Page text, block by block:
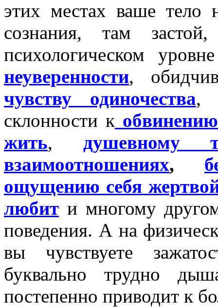
этих местах ваше тело
сознания, там
психологическом
неуверенности,
чувству одиночества,
склонности к
жить, душевному
взаимоотношениях,
ощущению себя
любит и многому
поведения. А на
вы чувствуете
буквально трудно
постепенно приводит к